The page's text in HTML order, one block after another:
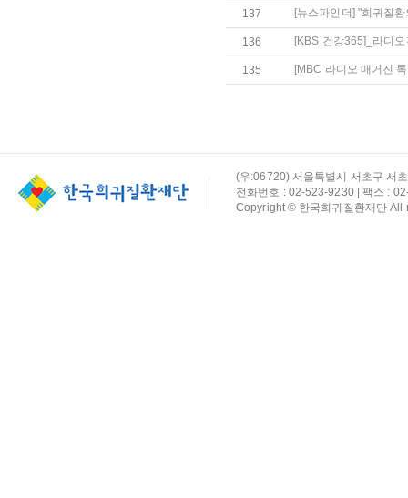
137 [뉴스파인더] "희귀질
136 [KBS 건강365]_라디
135 [MBC 라디오 매거진
(우:06720) 서울특별시 서초구 서
전화번호 : 02-523-9230 | 팩스 :
Copyright © 한국희귀질환재단